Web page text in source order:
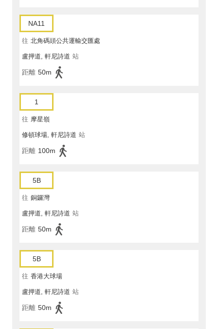
NA11
往 北角碼頭公共運輸交匯處
盧押道, 軒尼詩道 站
距離 50m
1
往 摩星嶺
修頓球場, 軒尼詩道 站
距離 100m
5B
往 銅鑼灣
盧押道, 軒尼詩道 站
距離 50m
5B
往 香港大球場
盧押道, 軒尼詩道 站
距離 50m